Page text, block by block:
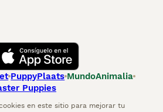
PuppyPlaats MundoAnimalia
Puppies
en este sitio para mejorar tu